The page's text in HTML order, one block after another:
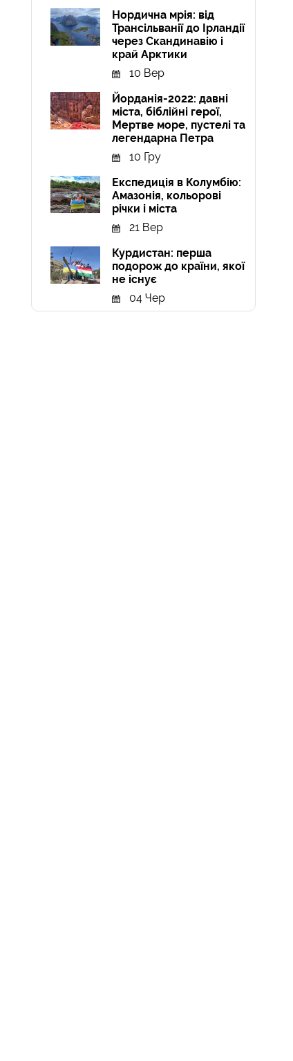
Нордична мрія: від
Трансільванії до Ірландії
через Скандинавію і
край Арктики
10 Вер
Йорданія-2022: давні
міста, біблійні герої,
Мертве море, пустелі та
легендарна Петра
10 Гру
Експедиція в Колумбію:
Амазонія, кольорові
річки і міста
21 Вер
Курдистан: перша
подорож до країни, якої
не існує
04 Чер